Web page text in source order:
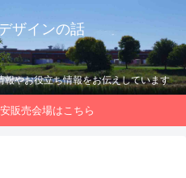
ザインの話
やお役立ち情報をお伝えしています
販売会場はこちら